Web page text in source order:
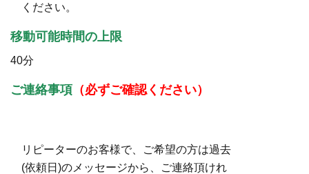
ください。
移動可能時間の上限
40分
ご連絡事項 （必ずご確認ください）
リピーターのお客様で、ご希望の方は過去
(依頼日)のメッセージから、ご連絡頂けれ